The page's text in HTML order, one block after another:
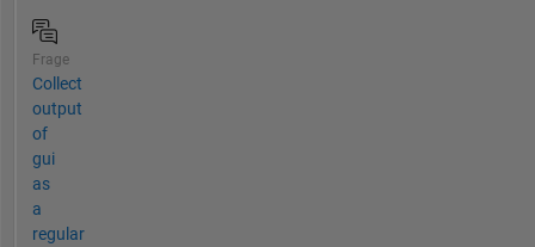
Frage
Collect
output
of
gui
as
a
regular